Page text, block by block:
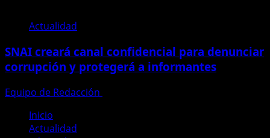
Actualidad
SNAI creará canal confidencial para denunciar
corrupción y protegerá a informantes
Equipo de Redacción
Inicio
Actualidad